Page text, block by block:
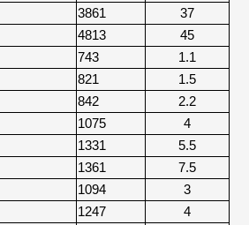
3861
37
4813 45
743
1.1
821
1.5
842 2.2
1075
4
1331
5.5
1361 7.5
1094
3
1247 4